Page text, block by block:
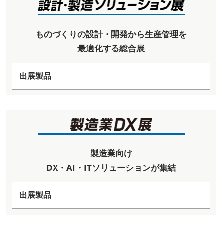
ものづくりの設計・開発から生産管理を
最適化する総合展
出展製品
製造業向け
DX・AI・ITソリューションが集結
出展製品